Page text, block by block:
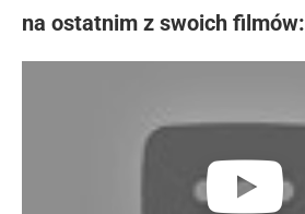
na ostatnim z swoich filmów: